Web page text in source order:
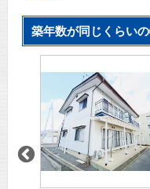
築年数が同じくらい